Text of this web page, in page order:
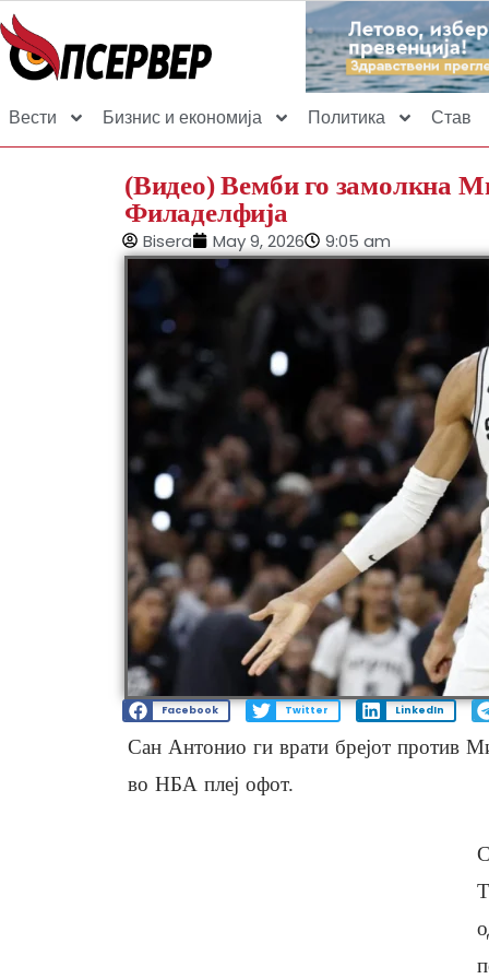
Вести Бизнис и економија Политика Став
(Видео) Вемби го замолкна
Филаделфија
Bisera May 9, 2026 9:05 am
Facebook Twitter LinkedIn
Сан Антонио ги врати брејот против
во НБА плеј офот.